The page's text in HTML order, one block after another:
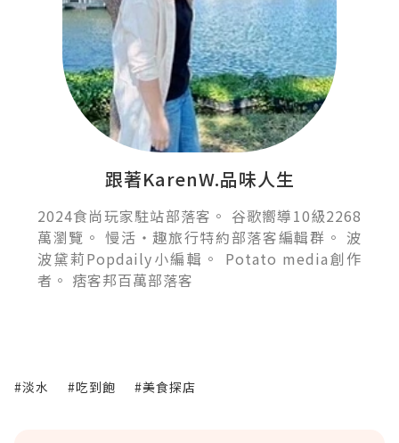
跟著KarenW.品味人生
2024食尚玩家駐站部落客。 谷歌嚮導10級2268
萬瀏覽。 慢活‧趣旅行特約部落客編輯群。 波
波黛莉Popdaily小編輯。 Potato media創作
者。 痞客邦百萬部落客
#淡水 #吃到飽 #美食探店